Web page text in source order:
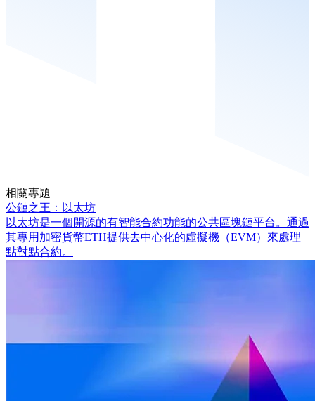
相關專題
公鏈之王：以太坊
以太坊是一個開源的有智能合約功能的公共區塊鏈平台。通過
其專用加密貨幣ETH提供去中心化的虛擬機（EVM）來處理
點對點合約。